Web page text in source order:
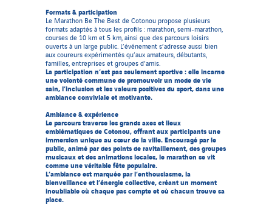
Formats & participation
Le Marathon Be The Best de Cotonou propose plusieurs
formats adaptés à tous les profils : marathon, semi-marathon,
courses de 10 km et 5 km, ainsi que des parcours loisirs
ouverts à un large public. L’événement s’adresse aussi bien
aux coureurs expérimentés qu’aux amateurs, débutants,
familles, entreprises et groupes d’amis.
La participation n’est pas seulement sportive : elle incarne
une volonté commune de promouvoir un mode de vie
sain, l’inclusion et les valeurs positives du sport, dans une
ambiance conviviale et motivante.
Ambiance & expérience
Le parcours traverse les grands axes et lieux
emblématiques de Cotonou, offrant aux participants une
immersion unique au cœur de la ville. Encouragé par le
public, animé par des points de ravitaillement, des groupes
musicaux et des animations locales, le marathon se vit
comme une véritable fête populaire.
L’ambiance est marquée par l’enthousiasme, la
bienveillance et l’énergie collective, créant un moment
inoubliable où chaque pas compte et où chacun trouve sa
place.